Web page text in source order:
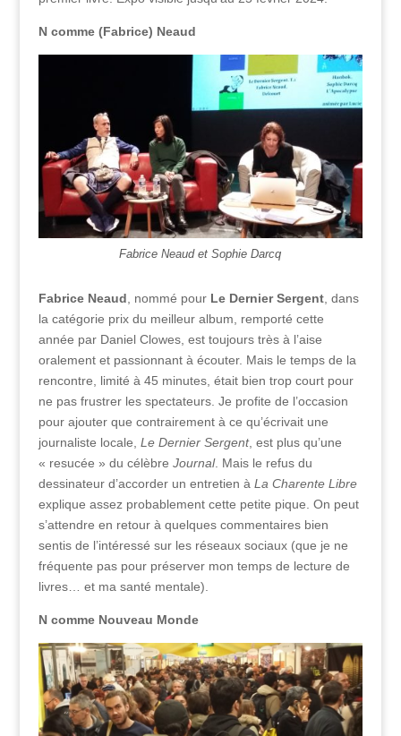
N comme (Fabrice) Neaud
Fabrice Neaud et Sophie Darcq
Fabrice Neaud, nommé pour Le Dernier Sergent, dans
la catégorie prix du meilleur album, remporté cette
année par Daniel Clowes, est toujours très à l’aise
oralement et passionnant à écouter. Mais le temps de la
rencontre, limité à 45 minutes, était bien trop court pour
ne pas frustrer les spectateurs. Je profite de l’occasion
pour ajouter que contrairement à ce qu’écrivait une
journaliste locale, Le Dernier Sergent, est plus qu’une
« resucée » du célèbre Journal. Mais le refus du
dessinateur d’accorder un entretien à La Charente Libre
explique assez probablement cette petite pique. On peut
s’attendre en retour à quelques commentaires bien
sentis de l’intéressé sur les réseaux sociaux (que je ne
fréquente pas pour préserver mon temps de lecture de
livres… et ma santé mentale).
N comme Nouveau Monde